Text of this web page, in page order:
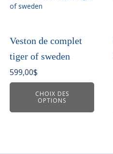
Veston de complet
tiger of sweden
599,00$
CHOIX DES
OPTIONS
produit
variations.
options
peuvent
être
la